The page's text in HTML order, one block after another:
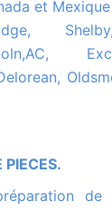
et
PIECES.